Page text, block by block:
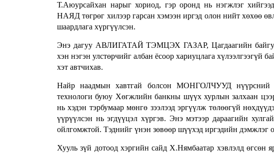
Т.Аюурсайхан нарыг хориод, гэр оронд нь нэгжлэг
НАЯД төгрөг хилээр гарсан хэмээн иргэд олон нийт хөхөө
шаардлага хүргүүлсэн.
Энэ дагуу АВЛИГАТАЙ ТЭМЦЭХ ГАЗАР, Цагдаагийн
хэн нэгэн улстөрчийг албан ёсоор хариуцлага хүлээлгээгүй
хэт автчихав.
Найр наадмын хавтгай болсон МОНГОЛЧУУД нүүрсний
технологи буюу Хөгжлийн банкны шүүх хурлын залхаан
нь хэдэн тэрбумаар мөнгө зээлээд эргүүлж төлөөгүй
үүрүүлсэн нь эгдүүцэл хүргэв. Энэ мэтээр дараагийн
ойлгомжтой. Тэднийг үнэн зөвөөр шүүхэд иргэдийн дэмжлэг
Хууль зүй дотоод хэргийн сайд Х.Нямбаатар хэвлэлд өгсөн